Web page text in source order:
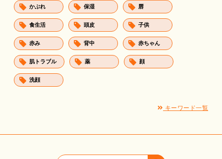
かぶれ 保湿 唇
食生活 頭皮 子供
赤み 背中 赤ちゃん
肌トラブル 薬 顔
洗顔
キーワード一覧